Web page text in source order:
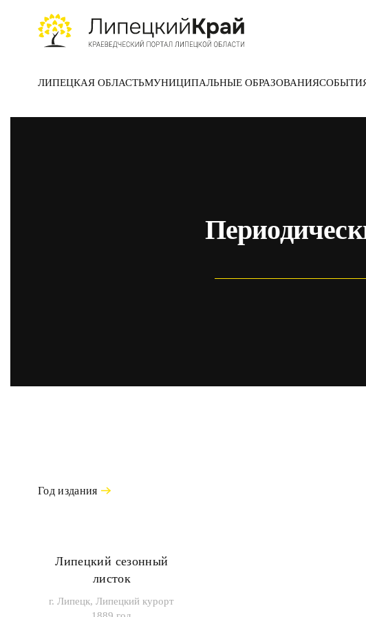
Skip to main content
ЛИПЕЦКАЯ ОБЛАСТЬМУНИЦИПАЛЬНЫЕ ОБРАЗОВАНИЯ
Год издания
Липецкий сезонный
листок
г. Липецк, Липецкий курорт